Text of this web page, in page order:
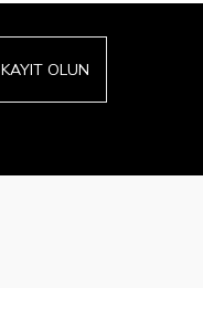
KAYIT OLUN